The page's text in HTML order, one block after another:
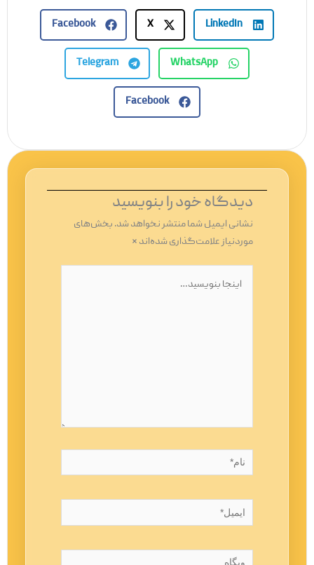
LinkedIn
Facebook
WhatsApp
Telegram
Facebook
دیدگاه‌ خود را بنویسید
نشانی ایمیل شما منتشر نخواهد شد.بخش‌های
موردنیاز علامت‌گذاری شده‌اند*
بنویسید…
نام*
ایمیل*
وبگاه